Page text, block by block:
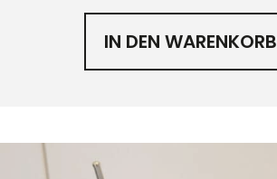
IN DEN WARENKORB